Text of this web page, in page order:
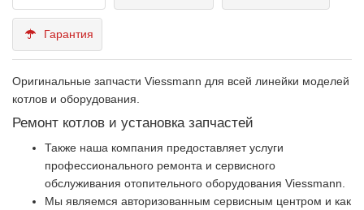
Гарантия
Оригинальные запчасти Viessmann для всей линейки моделей
котлов и оборудования.
Ремонт котлов и установка запчастей
Также наша компания предоставляет услуги
профессионального ремонта и сервисного
обслуживания отопительного оборудования Viessmann.
Мы являемся авторизованным сервисным центром и как